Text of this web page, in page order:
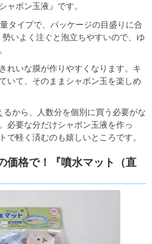
ャボン玉液』です。
タイプで、パッケージの目盛りに合
いよく注ぐと泡立ちやすいので、ゆ
れいな膜が作りやすくなります。キ
いて、そのままシャボン玉を楽しめ
から、人数分を個別に買う必要がな
必要な分だけシャボン玉液を作っ
で軽く済むのも嬉しいところです。
価格で！『噴水マット（直